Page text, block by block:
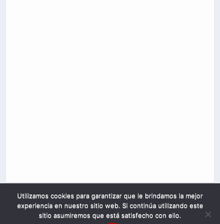
Utilizamos cookies para garantizar que le brindamos la mejor
experiencia en nuestro sitio web. Si continúa utilizando este
sitio asumiremos que está satisfecho con ello.